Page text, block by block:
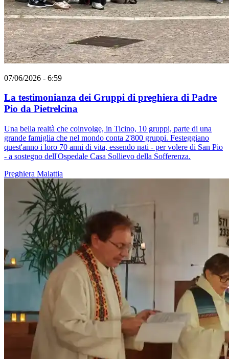
07/06/2026 - 6:59
La testimonianza dei Gruppi di preghiera di Padre
Pio da Pietrelcina
Una bella realtà che coinvolge, in Ticino, 10 gruppi, parte di una
grande famiglia che nel mondo conta 2'800 gruppi. Festeggiano
quest'anno i loro 70 anni di vita, essendo nati - per volere di San Pio
- a sostegno dell'Ospedale Casa Sollievo della Sofferenza.
Preghiera Malattia